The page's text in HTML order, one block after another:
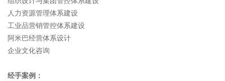
人力资源管理体系建设
工业品营销管控体系建设
阿米巴经营体系设计
企业文化咨询
经手案例：